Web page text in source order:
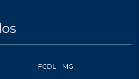
FCDL – MG